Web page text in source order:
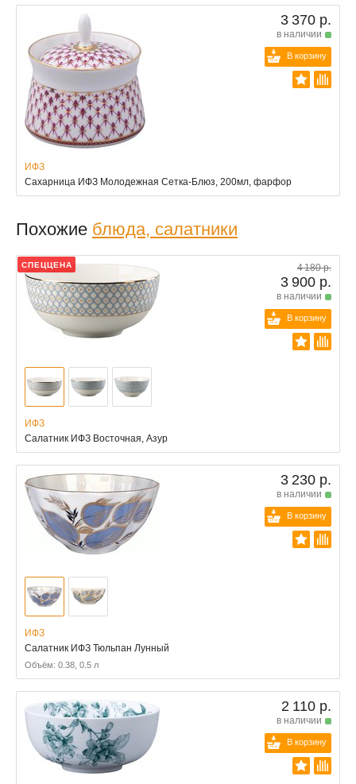
3 370 р.
в наличии
В корзину
ИФЗ
Сахарница ИФЗ Молодежная Сетка-Блюз, 200мл, фарфор
Похожие блюда, салатники
СПЕЦЦЕНА 4 180 р.
3 900 р.
в наличии
В корзину
ИФЗ
Салатник ИФЗ Восточная, Азур
3 230 р.
в наличии
В корзину
ИФЗ
Салатник ИФЗ Тюльпан Лунный
Объём: 0.38, 0.5 л
2 110 р.
в наличии
В корзину